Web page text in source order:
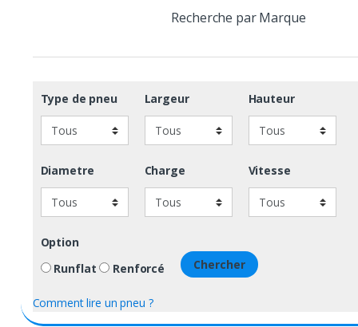
Recherche par Marque
Type de pneu Largeur Hauteur
Diametre Charge Vitesse
Option
Runflat
Renforcé Chercher
Comment lire un pneu ?